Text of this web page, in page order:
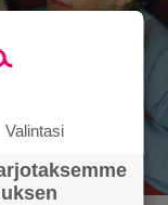
Valintasi